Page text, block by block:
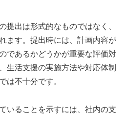
提出は形式的なものではなく、
ます。提出時には、計画内容が
であるかどうかが重要な評価対
生活支援の実施方法や対応体制
は不十分です。
いることを示すには、社内の支